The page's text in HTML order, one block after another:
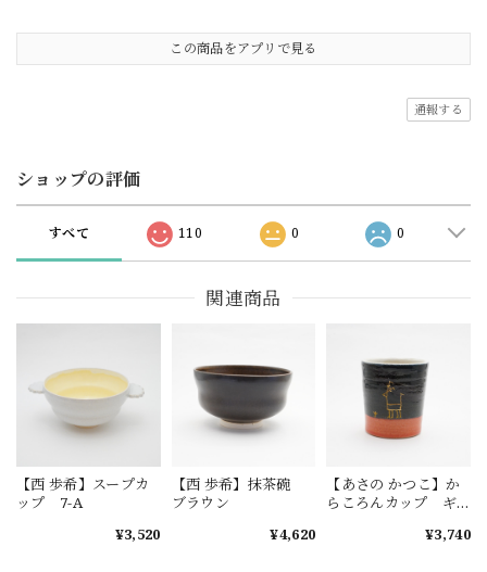
この商品をアプリで見る
通報する
ショップの評価
すべて 110 0 0
関連商品
【西 歩希】スープカ
ップ 7-A
¥3,520
【西 歩希】抹茶碗
ブラウン
¥4,620
【あさの かつこ】か
らころんカップ ギ
¥3,740